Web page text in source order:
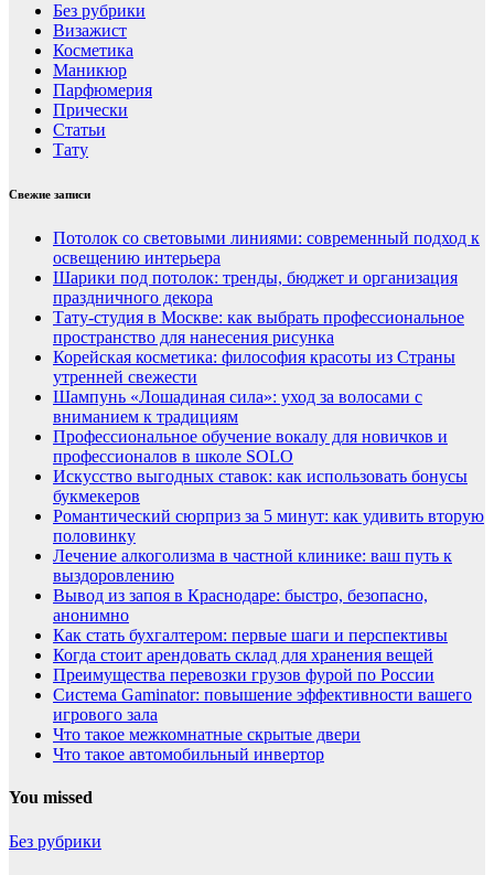
Без рубрики
Визажист
Косметика
Маникюр
Парфюмерия
Прически
Статьи
Тату
Свежие записи
Потолок со световыми линиями: современный подход к
освещению интерьера
Шарики под потолок: тренды, бюджет и организация
праздничного декора
Тату-студия в Москве: как выбрать профессиональное
пространство для нанесения рисунка
Корейская косметика: философия красоты из Страны
утренней свежести
Шампунь «Лошадиная сила»: уход за волосами с
вниманием к традициям
Профессиональное обучение вокалу для новичков и
профессионалов в школе SOLO
Искусство выгодных ставок: как использовать бонусы
букмекеров
Романтический сюрприз за 5 минут: как удивить вторую
половинку
Лечение алкоголизма в частной клинике: ваш путь к
выздоровлению
Вывод из запоя в Краснодаре: быстро, безопасно,
анонимно
Как стать бухгалтером: первые шаги и перспективы
Когда стоит арендовать склад для хранения вещей
Преимущества перевозки грузов фурой по России
Система Gaminator: повышение эффективности вашего
игрового зала
Что такое межкомнатные скрытые двери
Что такое автомобильный инвертор
You missed
Без рубрики